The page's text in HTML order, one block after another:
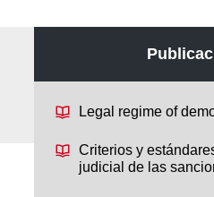
Legal regime of
Criterios y
judicial de las